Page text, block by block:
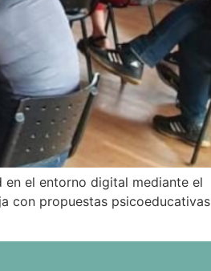
en el entorno digital mediante el
con propuestas psicoeducativas